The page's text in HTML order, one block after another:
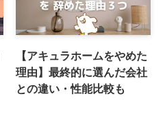
【アキュラホームをやめた
理由】最終的に選んだ会社
との違い・性能比較も